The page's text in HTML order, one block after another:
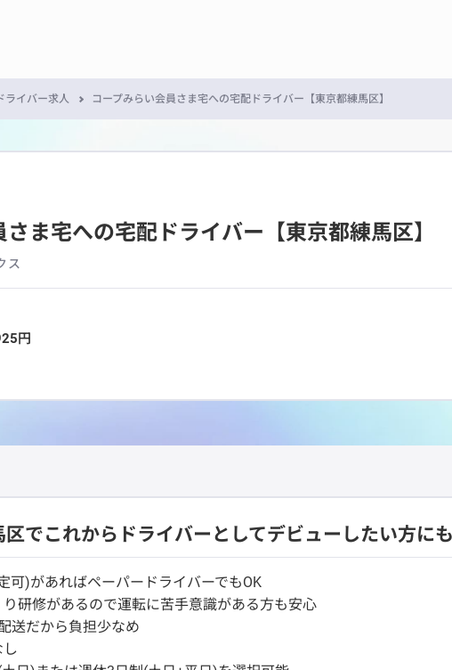
ライバー求人 コープみらい会員さま宅への宅配ドライバー【東京都練馬区】
ま宅への宅配ドライバー【東京都練馬区】
ス
円
でこれからドライバーとしてデビューしたい方に
可)があればペーパードライバーでもOK
り研修があるので運転に苦手意識がある方も安心
送だから負担少なめ
し